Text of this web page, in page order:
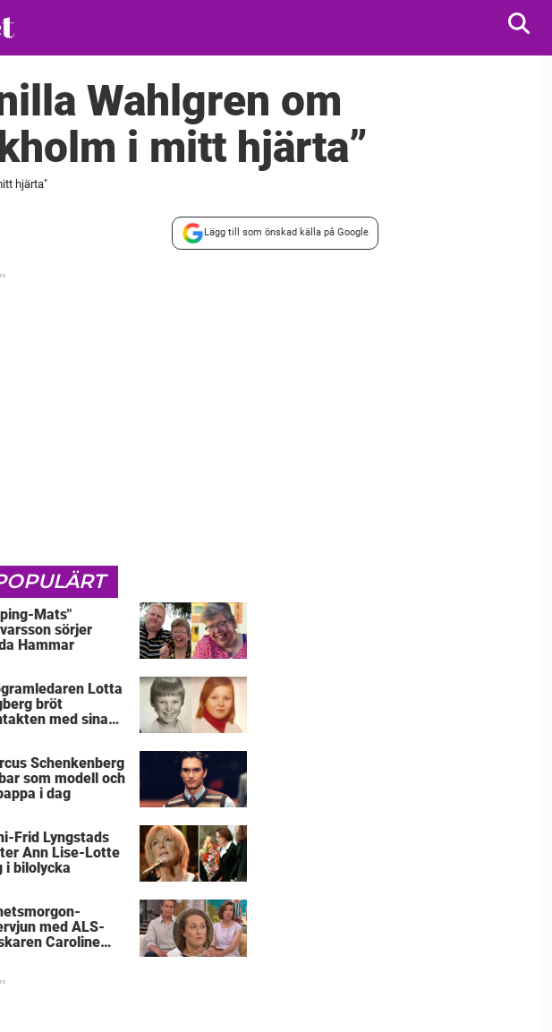
Wahlgren om
i mitt hjärta”
hjärta"
Lägg till som önskad källa på Google
Mats"
sörjer
Hammar
Lotta
bröt
med sina
Schenkenberg
som modell och
i dag
Frid Lyngstads
Ann Lise-Lotte
i bilolycka
med ALS-
Caroline